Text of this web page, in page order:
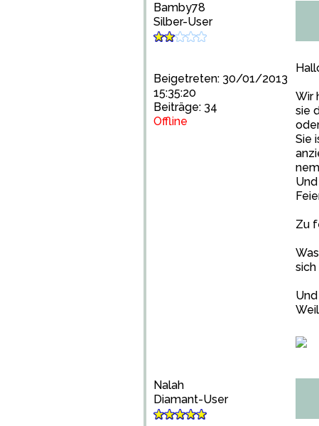
Bamby78
Silber-User
Beigetreten: 30/01/2013
15:35:20
Beiträge: 34
Offline
Wir
sie
Sie
Zu
sich
Nalah
Diamant-User